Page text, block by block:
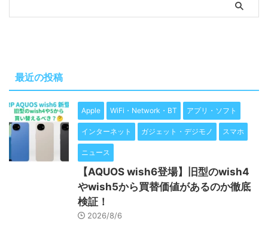
最近の投稿
Apple WiFi・Network・BT アプリ・ソフト
インターネット ガジェット・デジモノ スマホ
ニュース
【AQUOS wish6登場】旧型のwish4
やwish5から買替価値があるのか徹底
検証！
2026/8/6